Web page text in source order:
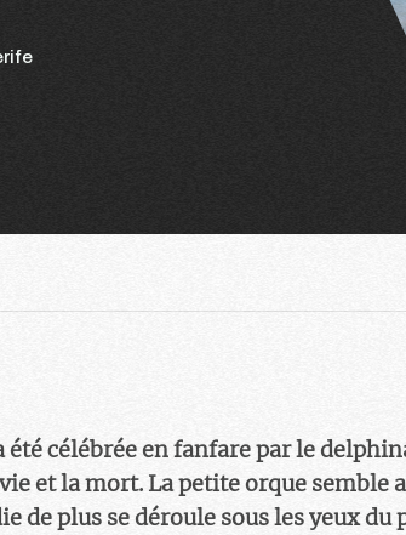
été célébrée en fanfare par le
et la mort. La petite orque semble
de plus se déroule sous les yeux du